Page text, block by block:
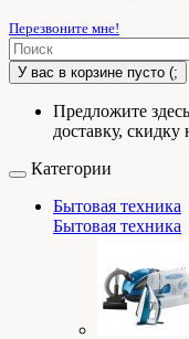
Перезвоните мне!
У вас в корзине пусто (;
Предложите
доставку,
Категории
Бытовая техника
Бытовая техника